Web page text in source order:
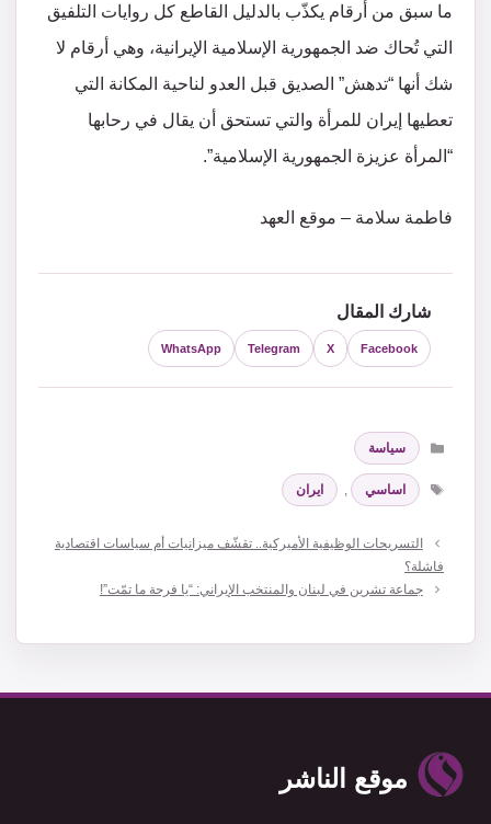
ما سبق من أرقام يكذّب بالدليل القاطع كل روايات التلفيق
التي تُحاك ضد الجمهورية الإسلامية الإيرانية، وهي أرقام لا
شك أنها “تدهش” الصديق قبل العدو لناحية المكانة التي
تعطيها إيران للمرأة والتي تستحق أن يقال في رحابها
“المرأة عزيزة الجمهورية الإسلامية”.
فاطمة سلامة – موقع العهد
شارك المقال
Facebook
X
Telegram
WhatsApp
التصنيفات
سياسة
الوسوم
اساسي , ايران
التسريحات الوظيفية الأميركية.. تقشّف ميزانيات أم سياسات اقتصادية
فاشلة؟
جماعة تشرين في لبنان والمنتخب الإيراني: “يا فرحة ما تمّت”!
موقع الناشر